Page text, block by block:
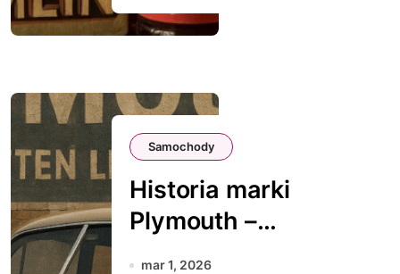
Samochody
Historia marki
Plymouth –
zapomniana
mar 1, 2026